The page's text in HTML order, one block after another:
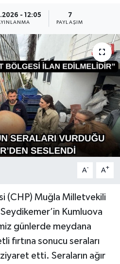
- 12:05 7
PAYLAŞIM
A- A+
(CHP) Muğla Milletvekili
Kumluova
günlerde meydana
fırtına sonucu seraları
etti. Seraların ağır